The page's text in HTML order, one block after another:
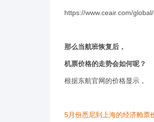
https://www.ceair.com/
那么当航班恢复后，
机票价格的走势会如何呢？
根据东航官网的价格显示，
5月份悉尼到上海的经济舱票